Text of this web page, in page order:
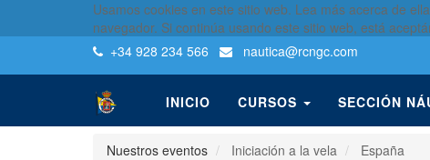
Usamos cookies en este sitio web. Lea más acerca de
navegador. Si continúa usando este sitio web, está
+34 928 234 566
nautica@rcngc.com
INICIO CURSOS SECCIÓN
Nuestros eventos Iniciación a la vela España